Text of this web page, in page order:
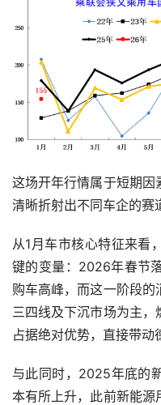
这场开年行情属于短期
清晰折射出不同车企的赛
从1月车市核心特征来看
键的变量：2026年春节
购车高峰，而这一阶段的
三四线及下沉市场为主
占据绝对优势，直接带动
与此同时，2025年底的
本有所上升，此前新能源